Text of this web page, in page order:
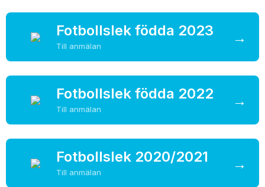
MEDLEMSAVGIFTER
Fotbollslek födda 2023
Till anmälan →
Fotbollslek födda 2022
Till anmälan →
Fotbollslek 2020/2021
Till anmälan →